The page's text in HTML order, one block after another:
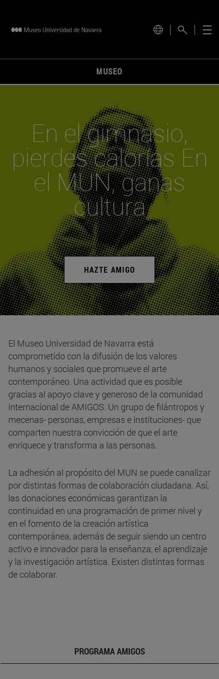
MUSEO
En el gimnasio,
pierdes calorías En
el MUN, ganas
cultura
HAZTE AMIGO
El Museo Universidad de Navarra está
comprometido con la difusión de los valores
humanos y sociales que promueve el arte
contemporáneo. Una actividad que es posible
gracias al apoyo clave y generoso de la comunidad
internacional de AMIGOS. Un grupo de filántropos y
mecenas- personas, empresas e instituciones- que
comparten nuestra convicción de que el arte
enriquece y transforma a las personas.
La adhesión al propósito del MUN se puede canalizar
por distintas formas de colaboración ciudadana. Así,
las donaciones económicas garantizan la
continuidad en una programación de primer nivel y
en el fomento de la creación artística
contemporánea, además de seguir siendo un centro
activo e innovador para la enseñanza, el aprendizaje
y la investigación artística. Existen distintas formas
de colaborar.
PROGRAMA AMIGOS